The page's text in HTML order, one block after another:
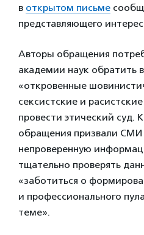
в открытом письме
представляющего
Авторы обращения
академии наук обратить
«откровенные
сексистские и
провести этический суд.
обращения призвали СМИ
непроверенную
тщательно проверять
«заботиться о
и профессионального
теме».